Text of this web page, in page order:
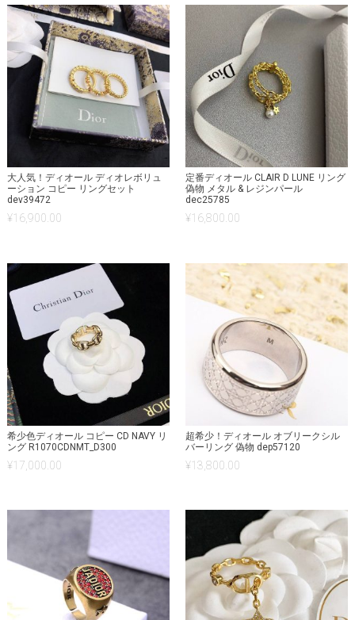
大人気！ディオール ディオレボリュ
ーション コピー リングセット
dev39472
¥16,900.00
定番ディオール CLAIR D LUNE リング
偽物 メタル & レジンパール
dec25785
¥16,800.00
希少色ディオール コピー CD NAVY リ
ング R1070CDNMT_D300
¥17,000.00
超希少！ディオール オブリークシル
バーリング 偽物 dep57120
¥13,800.00